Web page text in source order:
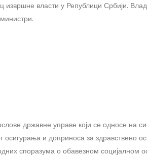
извршне власти у Републици Србији.
државне управе који се односе на
осигурања и доприноса за здравствено
споразума о обавезном социјалном